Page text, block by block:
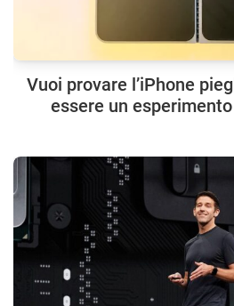
Vuoi provare l’iPhone
essere un